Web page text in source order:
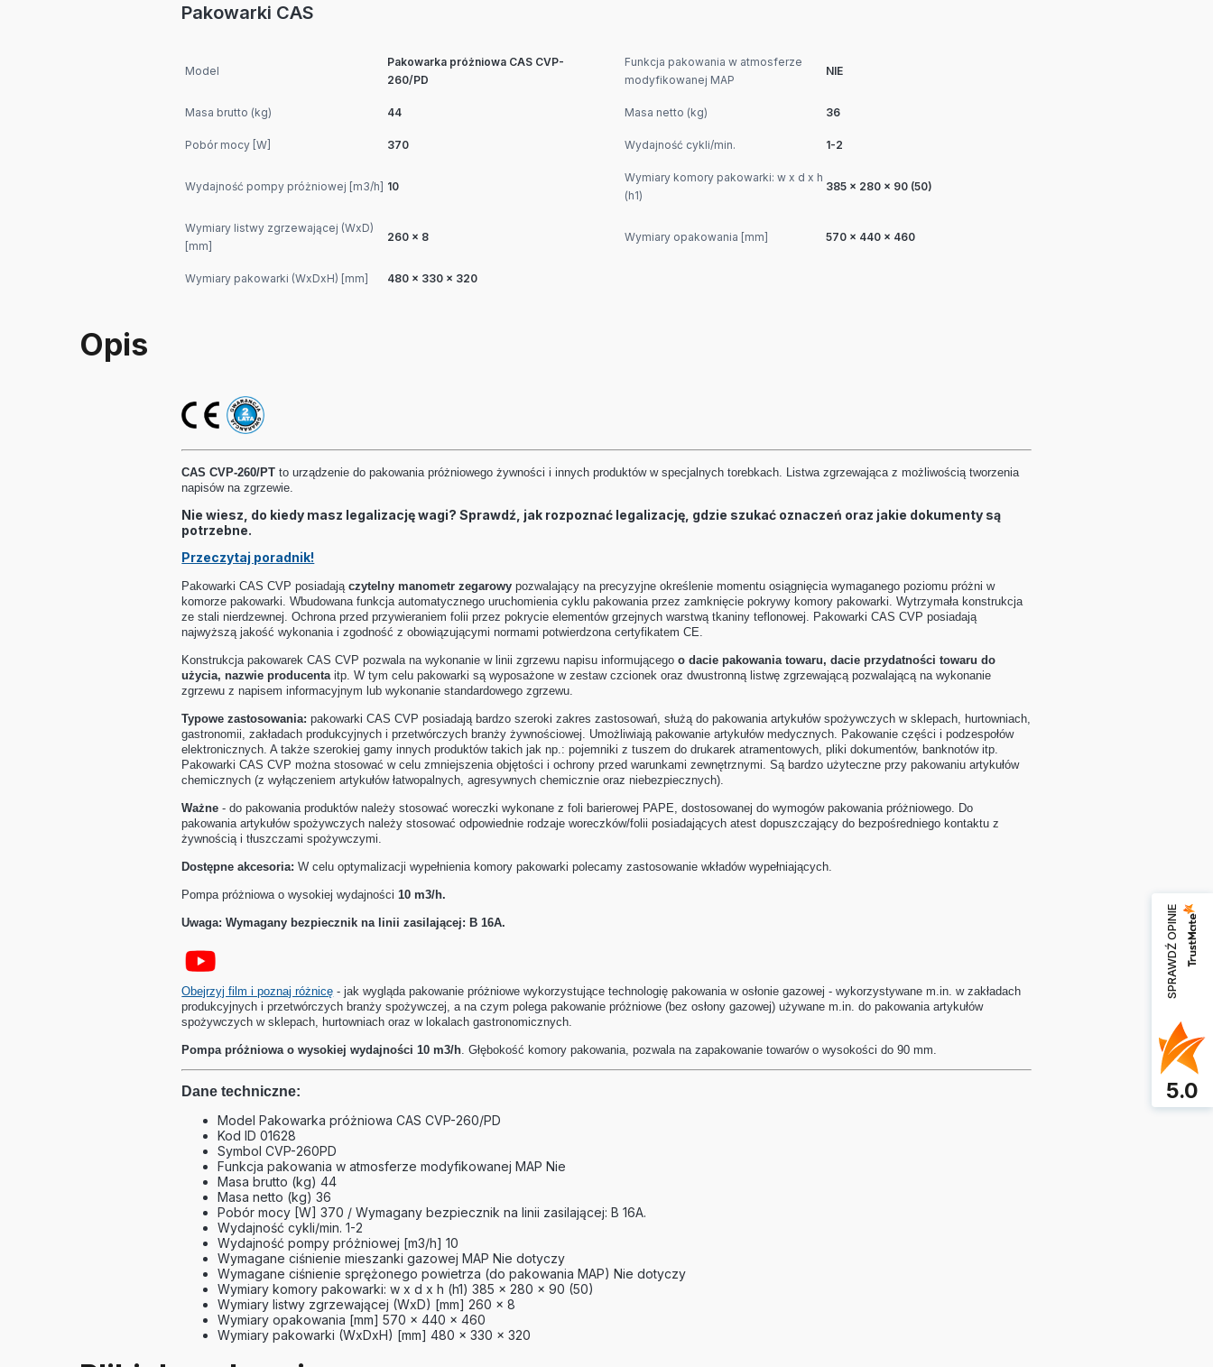
Pakowarki CAS
Model
Pakowarka próżniowa CAS CVP-
260/PD
Funkcja pakowania w atmosferze
modyfikowanej MAP
NIE
Masa brutto (kg) 44 Masa netto (kg) 36
Pobór mocy [W] 370 Wydajność cykli/min. 1-2
Wydajność pompy próżniowej [m3/h] 10
Wymiary komory pakowarki: w x d x h
(h1)
385 x 280 x 90 (50)
Wymiary listwy zgrzewającej (WxD)
[mm]
260 x 8 Wymiary opakowania [mm] 570 x 440 x 460
Wymiary pakowarki (WxDxH) [mm] 480 x 330 x 320
Opis
CAS CVP-260/PT to urządzenie do pakowania próżniowego żywności i innych produktów w specjalnych torebkach. Listwa zgrzewająca z możliwością tworzenia
napisów na zgrzewie.
Nie wiesz, do kiedy masz legalizację wagi? Sprawdź, jak rozpoznać legalizację, gdzie szukać oznaczeń oraz jakie dokumenty są
potrzebne.
Przeczytaj poradnik!
Pakowarki CAS CVP posiadają czytelny manometr zegarowy pozwalający na precyzyjne określenie momentu osiągnięcia wymaganego poziomu próżni w
komorze pakowarki. Wbudowana funkcja automatycznego uruchomienia cyklu pakowania przez zamknięcie pokrywy komory pakowarki. Wytrzymała konstrukcja
ze stali nierdzewnej. Ochrona przed przywieraniem folii przez pokrycie elementów grzejnych warstwą tkaniny teflonowej. Pakowarki CAS CVP posiadają
najwyższą jakość wykonania i zgodność z obowiązującymi normami potwierdzona certyfikatem CE.
Konstrukcja pakowarek CAS CVP pozwala na wykonanie w linii zgrzewu napisu informującegoo dacie pakowania towaru, dacie przydatności towaru do
użycia, nazwie producenta itp. W tym celu pakowarki są wyposażone w zestaw czcionek oraz dwustronną listwę zgrzewającą pozwalającą na wykonanie
zgrzewu z napisem informacyjnym lub wykonanie standardowego zgrzewu.
Typowe zastosowania: pakowarki CAS CVP posiadają bardzo szeroki zakres zastosowań, służą do pakowania artykułów spożywczych w sklepach, hurtowniach,
gastronomii, zakładach produkcyjnych i przetwórczych branży żywnościowej. Umożliwiają pakowanie artykułów medycznych. Pakowanie części i podzespołów
elektronicznych. A także szerokiej gamy innych produktów takich jak np.: pojemniki z tuszem do drukarek atramentowych, pliki dokumentów, banknotów itp.
Pakowarki CAS CVP można stosować w celu zmniejszenia objętości i ochrony przed warunkami zewnętrznymi. Są bardzo użyteczne przy pakowaniu artykułów
chemicznych (z wyłączeniem artykułów łatwopalnych, agresywnych chemicznie oraz niebezpiecznych).
Ważne - do pakowania produktów należy stosować woreczki wykonane z foli barierowej PAPE, dostosowanej do wymogów pakowania próżniowego. Do
pakowania artykułów spożywczych należy stosować odpowiednie rodzaje woreczków/folii posiadających atest dopuszczający do bezpośredniego kontaktu z
żywnością i tłuszczami spożywczymi.
Dostępne akcesoria: W celu optymalizacji wypełnienia komory pakowarki polecamy zastosowanie wkładów wypełniających.
Pompa próżniowa o wysokiej wydajności 10 m3/h.
Uwaga:Wymagany bezpiecznik na linii zasilającej: B 16A.
Obejrzyj film i poznaj różnicę - jak wygląda pakowanie próżniowe wykorzystujące technologię pakowania w osłonie gazowej - wykorzystywane m.in. w zakładach
produkcyjnych i przetwórczych branży spożywczej, a na czym polega pakowanie próżniowe (bez osłony gazowej) używane m.in. do pakowania artykułów
spożywczych w sklepach, hurtowniach oraz w lokalach gastronomicznych.
Pompa próżniowa o wysokiej wydajności 10 m3/h . Głębokość komory pakowania, pozwala na zapakowanie towarów o wysokości do 90 mm.
Dane techniczne:
Model Pakowarka próżniowa CAS CVP-260/PD
Kod ID 01628
Symbol CVP-260PD
Funkcja pakowania w atmosferze modyfikowanej MAP Nie
Masa brutto (kg) 44
Masa netto (kg) 36
Pobór mocy [W] 370 / Wymagany bezpiecznik na linii zasilającej: B 16A.
Wydajność cykli/min. 1-2
Wydajność pompy próżniowej [m3/h] 10
Wymagane ciśnienie mieszanki gazowej MAP Nie dotyczy
Wymagane ciśnienie sprężonego powietrza (do pakowania MAP) Nie dotyczy
Wymiary komory pakowarki: w x d x h (h1) 385 x 280 x 90 (50)
Wymiary listwy zgrzewającej (WxD) [mm] 260 x 8
Wymiary opakowania [mm] 570 x 440 x 460
Wymiary pakowarki (WxDxH) [mm] 480 x 330 x 320
SPRAWDŹ OPINIE
5.0